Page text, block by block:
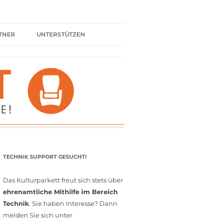
UNTERSTÜTZEN
SPENDEN
FÖRDERMITGLIED WERDEN
MITGLIEDSCHAFT
TECHNIK SUPPORT GESUCHT!
Das Kulturparkett freut sich stets über
ehrenamtliche Mithilfe im Bereich
Technik. Sie haben Interesse? Dann
melden Sie sich unter